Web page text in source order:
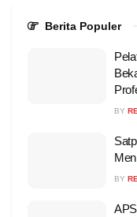
Berita Populer
BY
BY